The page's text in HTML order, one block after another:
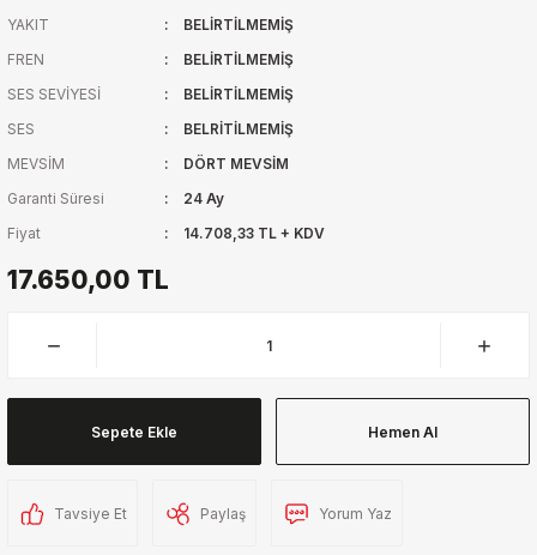
YAKIT
BELİRTİLMEMİŞ
FREN
BELİRTİLMEMİŞ
SES SEVİYESİ
BELİRTİLMEMİŞ
SES
BELRİTİLMEMİŞ
MEVSİM
DÖRT MEVSİM
Garanti Süresi
24 Ay
Fiyat
14.708,33 TL + KDV
17.650,00 TL
Sepete Ekle Hemen Al
Tavsiye Et Paylaş Yorum Yaz